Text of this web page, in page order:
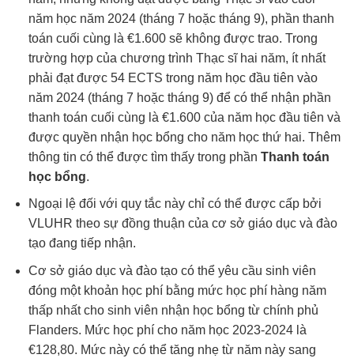
năm học năm 2024 (tháng 7 hoặc tháng 9), phần thanh
toán cuối cùng là €1.600 sẽ không được trao. Trong
trường hợp của chương trình Thạc sĩ hai năm, ít nhất
phải đạt được 54 ECTS trong năm học đầu tiên vào
năm 2024 (tháng 7 hoặc tháng 9) để có thể nhận phần
thanh toán cuối cùng là €1.600 của năm học đầu tiên và
được quyền nhận học bổng cho năm học thứ hai. Thêm
thông tin có thể được tìm thấy trong phần Thanh toán
học bổng.
Ngoại lệ đối với quy tắc này chỉ có thể được cấp bởi
VLUHR theo sự đồng thuận của cơ sở giáo dục và đào
tạo đang tiếp nhận.
Cơ sở giáo dục và đào tạo có thể yêu cầu sinh viên
đóng một khoản học phí bằng mức học phí hàng năm
thấp nhất cho sinh viên nhận học bổng từ chính phủ
Flanders. Mức học phí cho năm học 2023-2024 là
€128,80. Mức này có thể tăng nhẹ từ năm này sang